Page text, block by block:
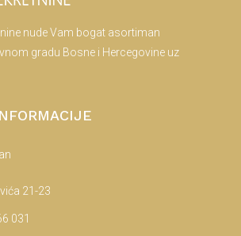
nude Vam bogat asortiman
gradu Bosne i Hercegovine uz
21-23
031